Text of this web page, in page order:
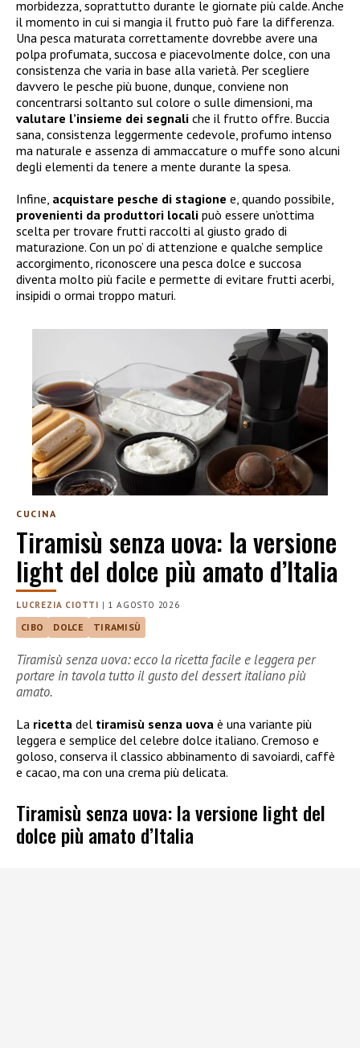
morbidezza, soprattutto durante le giornate più calde. Anche
il momento in cui si mangia il frutto può fare la differenza.
Una pesca maturata correttamente dovrebbe avere una
polpa profumata, succosa e piacevolmente dolce, con una
consistenza che varia in base alla varietà. Per scegliere
davvero le pesche più buone, dunque, conviene non
concentrarsi soltanto sul colore o sulle dimensioni, ma
valutare l’insieme dei segnali che il frutto offre. Buccia
sana, consistenza leggermente cedevole, profumo intenso
ma naturale e assenza di ammaccature o muffe sono alcuni
degli elementi da tenere a mente durante la spesa.
Infine, acquistare pesche di stagione e, quando possibile,
provenienti da produttori locali può essere un’ottima
scelta per trovare frutti raccolti al giusto grado di
maturazione. Con un po’ di attenzione e qualche semplice
accorgimento, riconoscere una pesca dolce e succosa
diventa molto più facile e permette di evitare frutti acerbi,
insipidi o ormai troppo maturi.
CUCINA
Tiramisù senza uova: la versione
light del dolce più amato d’Italia
LUCREZIA CIOTTI | 1 AGOSTO 2026
CIBO DOLCE TIRAMISÙ
Tiramisù senza uova: ecco la ricetta facile e leggera per
portare in tavola tutto il gusto del dessert italiano più
amato.
La ricetta del tiramisù senza uova è una variante più
leggera e semplice del celebre dolce italiano. Cremoso e
goloso, conserva il classico abbinamento di savoiardi, caffè
e cacao, ma con una crema più delicata.
Tiramisù senza uova: la versione light del
dolce più amato d’Italia